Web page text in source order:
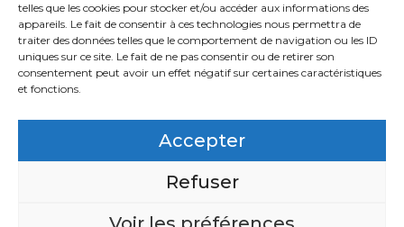
telles que les cookies pour stocker et/ou accéder aux informations des
appareils. Le fait de consentir à ces technologies nous permettra de
traiter des données telles que le comportement de navigation ou les ID
uniques sur ce site. Le fait de ne pas consentir ou de retirer son
consentement peut avoir un effet négatif sur certaines caractéristiques
et fonctions.
Accepter
Refuser
RETROUVEZ-NOUS SUR LES RÉSEAUX !
Politique de confidentialité